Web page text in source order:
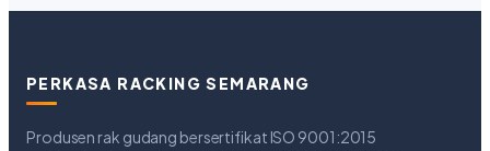
PERKASA RACKING SEMARANG
Produsen rak gudang bersertifikat ISO 9001:2015